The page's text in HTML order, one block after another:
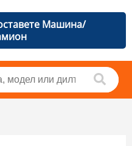
Машина/